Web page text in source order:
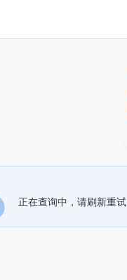
正在查询中，请刷新重试